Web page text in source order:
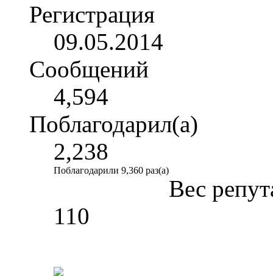
Регистрация
09.05.2014
Сообщений
4,594
Поблагодарил(а)
2,238
Поблагодарили 9,360 раз(а)
Вес
110